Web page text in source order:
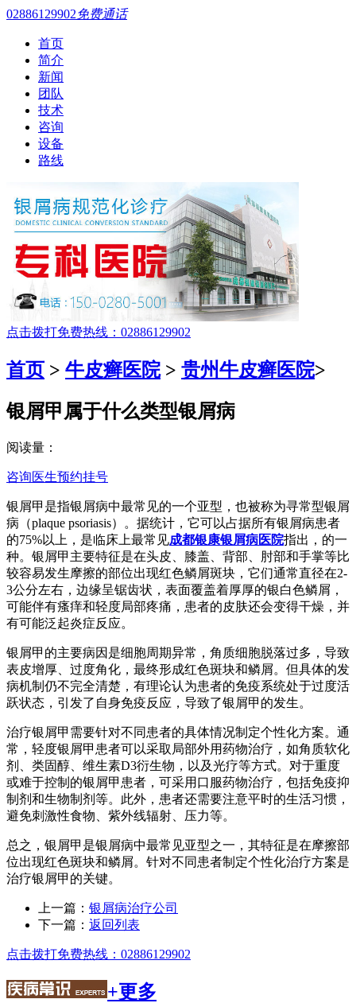
02886129902免费通话
首页
简介
新闻
团队
技术
咨询
设备
路线
点击拨打免费热线：02886129902
首页 > 牛皮癣医院> 贵州牛皮癣医院>
银屑甲属于什么类型银屑病
阅读量：
咨询医生预约挂号
银屑甲是指银屑病中最常见的一个亚型，也被称为寻常型银屑
病（plaque psoriasis）。据统计，它可以占据所有银屑病患者
的75%以上，是临床上最常见成都银康银屑病医院指出，的一
种。银屑甲主要特征是在头皮、膝盖、背部、肘部和手掌等比
较容易发生摩擦的部位出现红色鳞屑斑块，它们通常直径在2-
3公分左右，边缘呈锯齿状，表面覆盖着厚厚的银白色鳞屑，
可能伴有瘙痒和轻度局部疼痛，患者的皮肤还会变得干燥，并
有可能泛起炎症反应。
银屑甲的主要病因是细胞周期异常，角质细胞脱落过多，导致
表皮增厚、过度角化，最终形成红色斑块和鳞屑。但具体的发
病机制仍不完全清楚，有理论认为患者的免疫系统处于过度活
跃状态，引发了自身免疫反应，导致了银屑甲的发生。
治疗银屑甲需要针对不同患者的具体情况制定个性化方案。通
常，轻度银屑甲患者可以采取局部外用药物治疗，如角质软化
剂、类固醇、维生素D3衍生物，以及光疗等方式。对于重度
或难于控制的银屑甲患者，可采用口服药物治疗，包括免疫抑
制剂和生物制剂等。此外，患者还需要注意平时的生活习惯，
避免刺激性食物、紫外线辐射、压力等。
总之，银屑甲是银屑病中最常见亚型之一，其特征是在摩擦部
位出现红色斑块和鳞屑。针对不同患者制定个性化治疗方案是
治疗银屑甲的关键。
上一篇： 银屑病治疗公司
下一篇： 返回列表
点击拨打免费热线：02886129902
+更多